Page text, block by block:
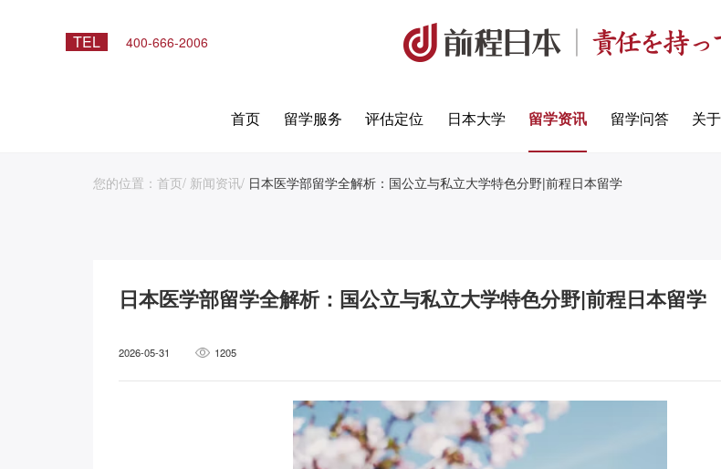
TEL 400-666-2006
首页 留学服务 评估定位 日本大学 留学资讯 留学问答 关
您的位置： 首页/ 新闻资讯/ 日本医学部留学全解析：国公立与私立大学特色分野|前程日本留学
日本医学部留学全解析：国公立与私立大学特色分野|前程日本留学
2026-05-31 1205